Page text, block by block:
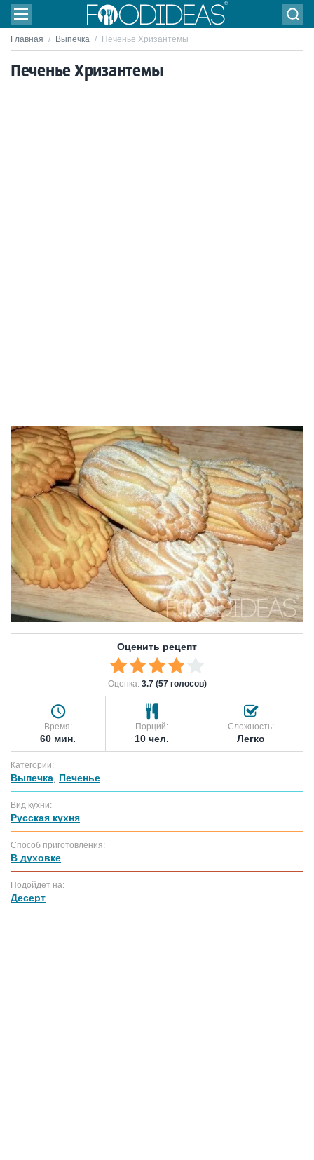
Главная / Выпечка / Печенье Хризантемы
Печенье Хризантемы
Оценить рецепт
Оценка: 3.7 (57 голосов)
Время:
60 мин.
Порций:
10 чел.
Сложность:
Легко
Категории:
Выпечка Печенье
Вид кухни:
Русская кухня
Способ приготовления:
В духовке
Подойдет на:
Десерт